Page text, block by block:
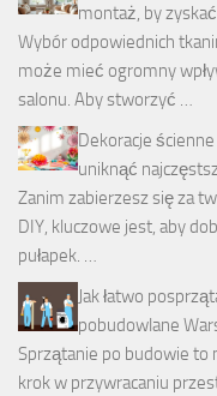
montaż, by
Wybór odpowiednich
może mieć ogromny
salonu. Aby stworzyć …
Dekoracje
uniknąć
Zanim zabierzesz się za
DIY, kluczowe jest, aby
pułapek. …
Jak łatwo
pobudowlane
Sprzątanie po budowie to
krok w przywracaniu